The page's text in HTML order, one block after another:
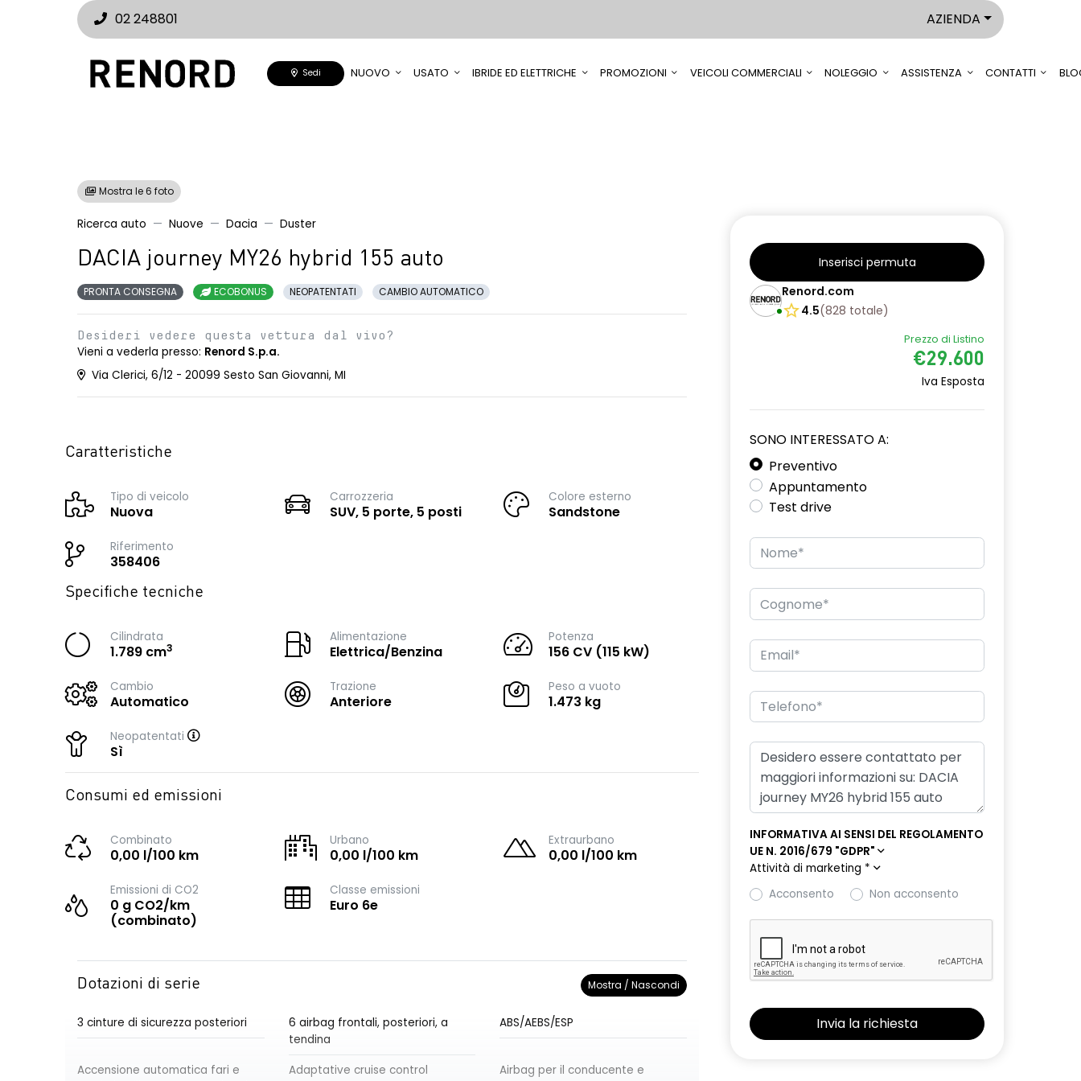
02 248801 AZIENDA
Sedi NUOVO USATO IBRIDE ED ELETTRICHE PROMOZIONI VEICOLI COMMERCIALI NOLEGGIO ASSISTENZA CONTATTI
Mostra le 6 foto
Ricerca auto Nuove Dacia Duster
DACIA journey MY26 hybrid 155 auto
PRONTA CONSEGNA ECOBONUS NEOPATENTATI CAMBIO AUTOMATICO
Desideri vedere questa vettura dal vivo?
Vieni a vederla presso: Renord S.p.a.
Via Clerici, 6/12 - 20099 Sesto San Giovanni, MI
Caratteristiche
Tipo di veicolo
Nuova
Carrozzeria
SUV, 5 porte, 5 posti
Colore esterno
Sandstone
Riferimento
358406
Specifiche tecniche
Cilindrata
1.789 cm3
Alimentazione
Elettrica/Benzina
Potenza
156 CV (115 kW)
Cambio
Automatico
Trazione
Anteriore
Peso a vuoto
1.473 kg
Neopatentati
Sì
Consumi ed emissioni
Combinato
0,00 l/100 km
Urbano
0,00 l/100 km
Extraurbano
0,00 l/100 km
Emissioni di CO2
0 g CO2/km
(combinato)
Classe emissioni
Euro 6e
Dotazioni di serie Mostra / Nascondi
3 cinture di sicurezza posteriori
6 airbag frontali, posteriori, a
tendina
ABS/AEBS/ESP
Accensione automatica fari e
Adaptative cruise control
Airbag per il conducente e
Inserisci permuta
Renord.com
4.5(828 totale)
Prezzo di Listino
€29.600
Iva Esposta
SONO INTERESSATO A:
Preventivo
Appuntamento
Test drive
INFORMATIVA AI SENSI DEL REGOLAMENTO
UE N. 2016/679 "GDPR"
Attività di marketing *
Acconsento
Non acconsento